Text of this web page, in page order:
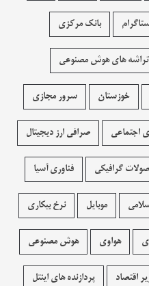
بانک مرکزی
تراشه های هوش مصنوعی
خوزستان سرور مجازی
اجتماعی صرافی ارز دیجیتال
گرافيکی فناوری آسیا
موبایل نرخ بیکاری
هواوی هوش مصنوعی
اقتصاد پردازنده های اینتل